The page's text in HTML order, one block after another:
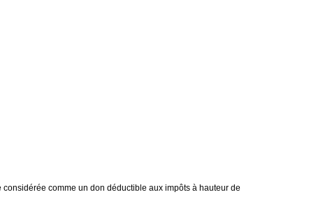
considérée comme un don déductible aux impôts à hauteur de